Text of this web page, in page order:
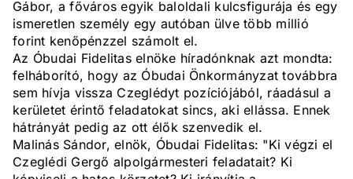
Gábor, a főváros egyik baloldali kulcsfigurája és egy
ismeretlen személy egy autóban ülve több millió
forint kenőpénzzel számolt el.
Az Óbudai Fidelitas elnöke híradónknak azt mondta:
felháborító, hogy az Óbudai Önkormányzat továbbra
sem hívja vissza Czeglédyt pozíciójából, ráadásul a
kerületet érintő feladatokat sincs, aki ellássa. Ennek
hátrányát pedig az ott élők szenvedik el.
Malinás Sándor, elnök, Óbudai Fidelitas: "Ki végzi el
Czeglédi Gergő alpolgármesteri feladatait? Ki